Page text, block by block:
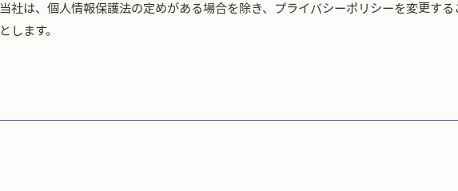
当社は、個人情報保護法の定めがある場合を除き、プライバシーポリシーを変更する
とします。